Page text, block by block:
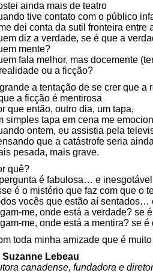
ainda mais de teatro
tive contato com o público
dei conta da sutil fronteira entre
diz a verdade, se é que a
mente?
fala melhor, mas docemente
ou a ficção?
a tentação de se crer que a
a ficção é mentirosa
que então, outro dia, um tapa,
simples tapa em cena me
ontem, eu assistia pela
que a catástrofe seria
pesada, mais grave.
quê?
é fabulosa… e
é o mistério que faz com que o
vocês que estão aí sentados…
me, onde está a verdade? se
me, onde está a mentira? se
toda minha amizade que é
Suzanne Lebeau
canadense, fundadora e